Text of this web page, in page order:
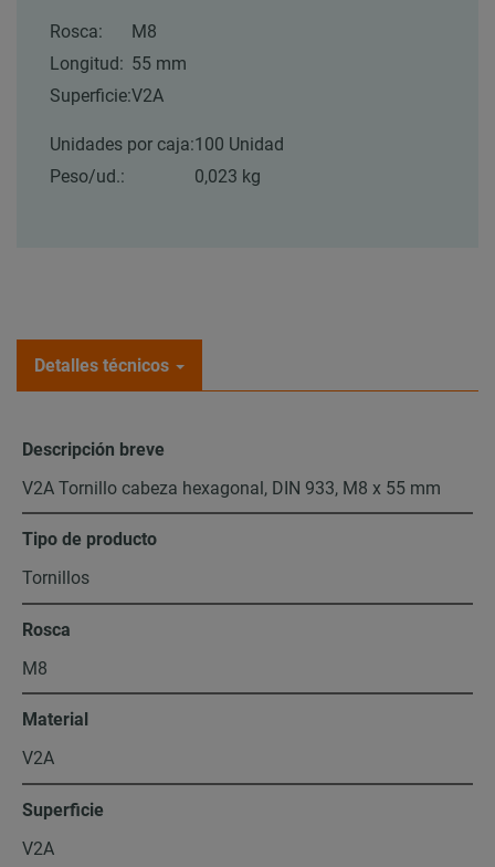
Rosca:
M8
Longitud: 55 mm
Superficie:V2A
Unidades por caja:100 Unidad
Peso/ud.:
0,023 kg
Detalles técnicos
Descripción breve
V2A Tornillo cabeza hexagonal, DIN 933, M8 x 55 mm
Tipo de producto
Tornillos
Rosca
M8
Material
V2A
Superficie
V2A